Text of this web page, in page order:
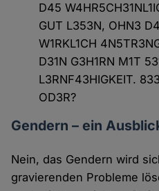
D45
GUT L353N, OHN3
W1RKL1CH
D31N G3H1RN M1T
L3RNF43HIGKEIT.
OD3R?
Gendern – ein
Nein, das Gendern wird
gravierenden Probleme